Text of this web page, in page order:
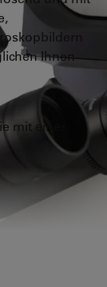
Ihnen
mit einer